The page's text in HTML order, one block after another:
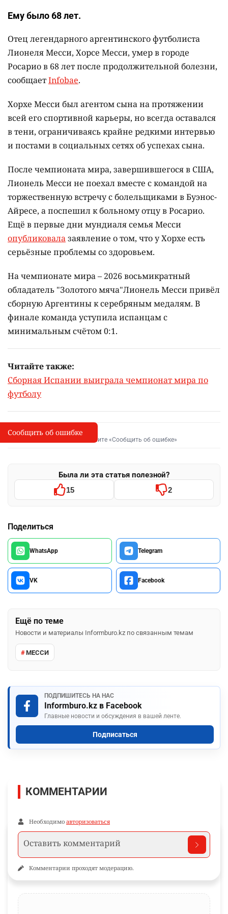
Ему было 68 лет.
Отец легендарного аргентинского футболиста
Лионеля Месси, Хорсе Месси, умер в городе
Росарио в 68 лет после продолжительной болезни,
сообщаетInfobae.
Хорхе Месси был агентом сына на протяжении
всей его спортивной карьеры, но всегда оставался
в тени, ограничиваясь крайне редкими интервью
и постами в социальных сетях об успехах сына.
После чемпионата мира, завершившегося в США,
Лионель Месси не поехал вместе с командой на
торжественную встречу с болельщиками в Буэнос-
Айресе, а поспешил к больному отцу в Росарио.
Ещё в первые дни мундиаля семья Месси
опубликовалазаявление о том, что у Хорхе есть
серьёзные проблемы со здоровьем.
На чемпионате мира – 2026 восьмикратный
обладатель "Золотого мяча"Лионель Месси привёл
сборную Аргентины к серебряным медалям. В
финале команда уступила испанцам с
минимальным счётом 0:1.
Читайте также:
Сборная Испании выиграла чемпионат мира по
футболу
I
Сообщить об опечатке
Выделите фрагмент и нажмите «Сообщить об ошибке»
Была ли эта статья полезной?
15 2
Поделиться
WhatsApp Telegram
VK Facebook
Ещё по теме
Новости и материалы Informburo.kz по связанным темам
МЕССИ
ПОДПИШИТЕСЬ НА НАС
Informburo.kz в Facebook
Главные новости и обсуждения в вашей ленте.
Подписаться
Сообщить об ошибке
КОММЕНТАРИИ
Необходимо авторизоваться
Комментарии проходят модерацию.